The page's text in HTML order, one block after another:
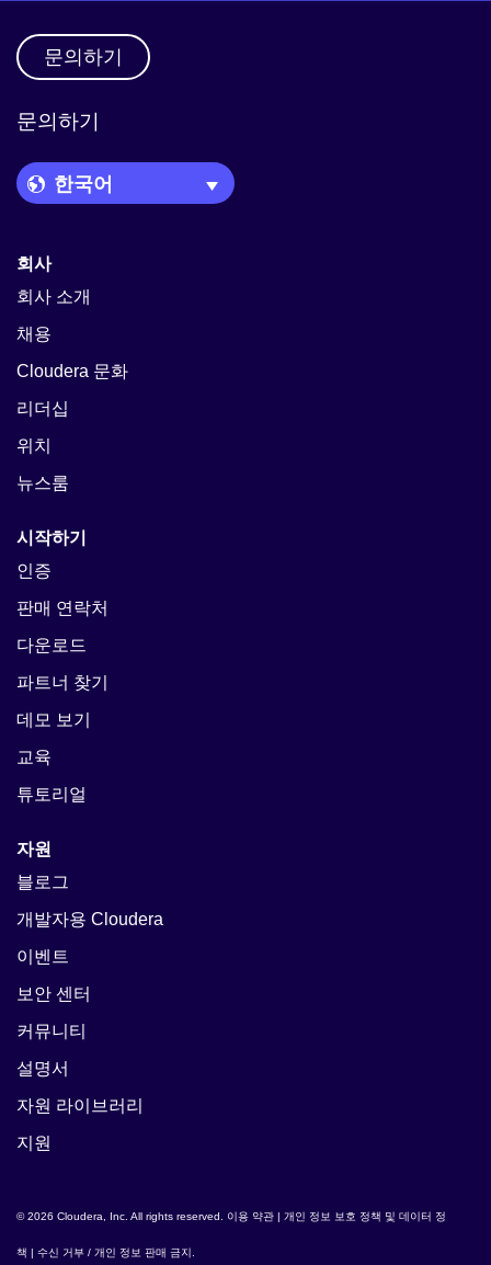
문의하기
문의하기
Language Picker
회사
회사 소개
채용
Cloudera 문화
리더십
위치
뉴스룸
시작하기
인증
판매 연락처
다운로드
파트너 찾기
데모 보기
교육
튜토리얼
자원
블로그
개발자용 Cloudera
이벤트
보안 센터
커뮤니티
설명서
자원 라이브러리
지원
© 2026 Cloudera, Inc. All rights reserved. 이용 약관 | 개인 정보 보호 정책 및 데이터 정
책 | 수신 거부 / 개인 정보 판매 금지